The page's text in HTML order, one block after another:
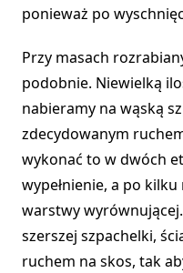
ponieważ po
Przy masach
podobnie. Niewielką
nabieramy na wąską
zdecydowanym
wykonać to w dwóch
wypełnienie, a po
warstwy
szerszej szpachelki,
ruchem na skos, tak